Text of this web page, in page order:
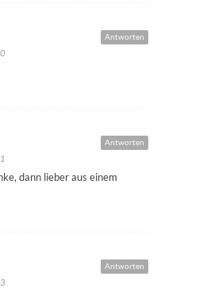
Antworten
Antworten
dann lieber aus einem
Antworten